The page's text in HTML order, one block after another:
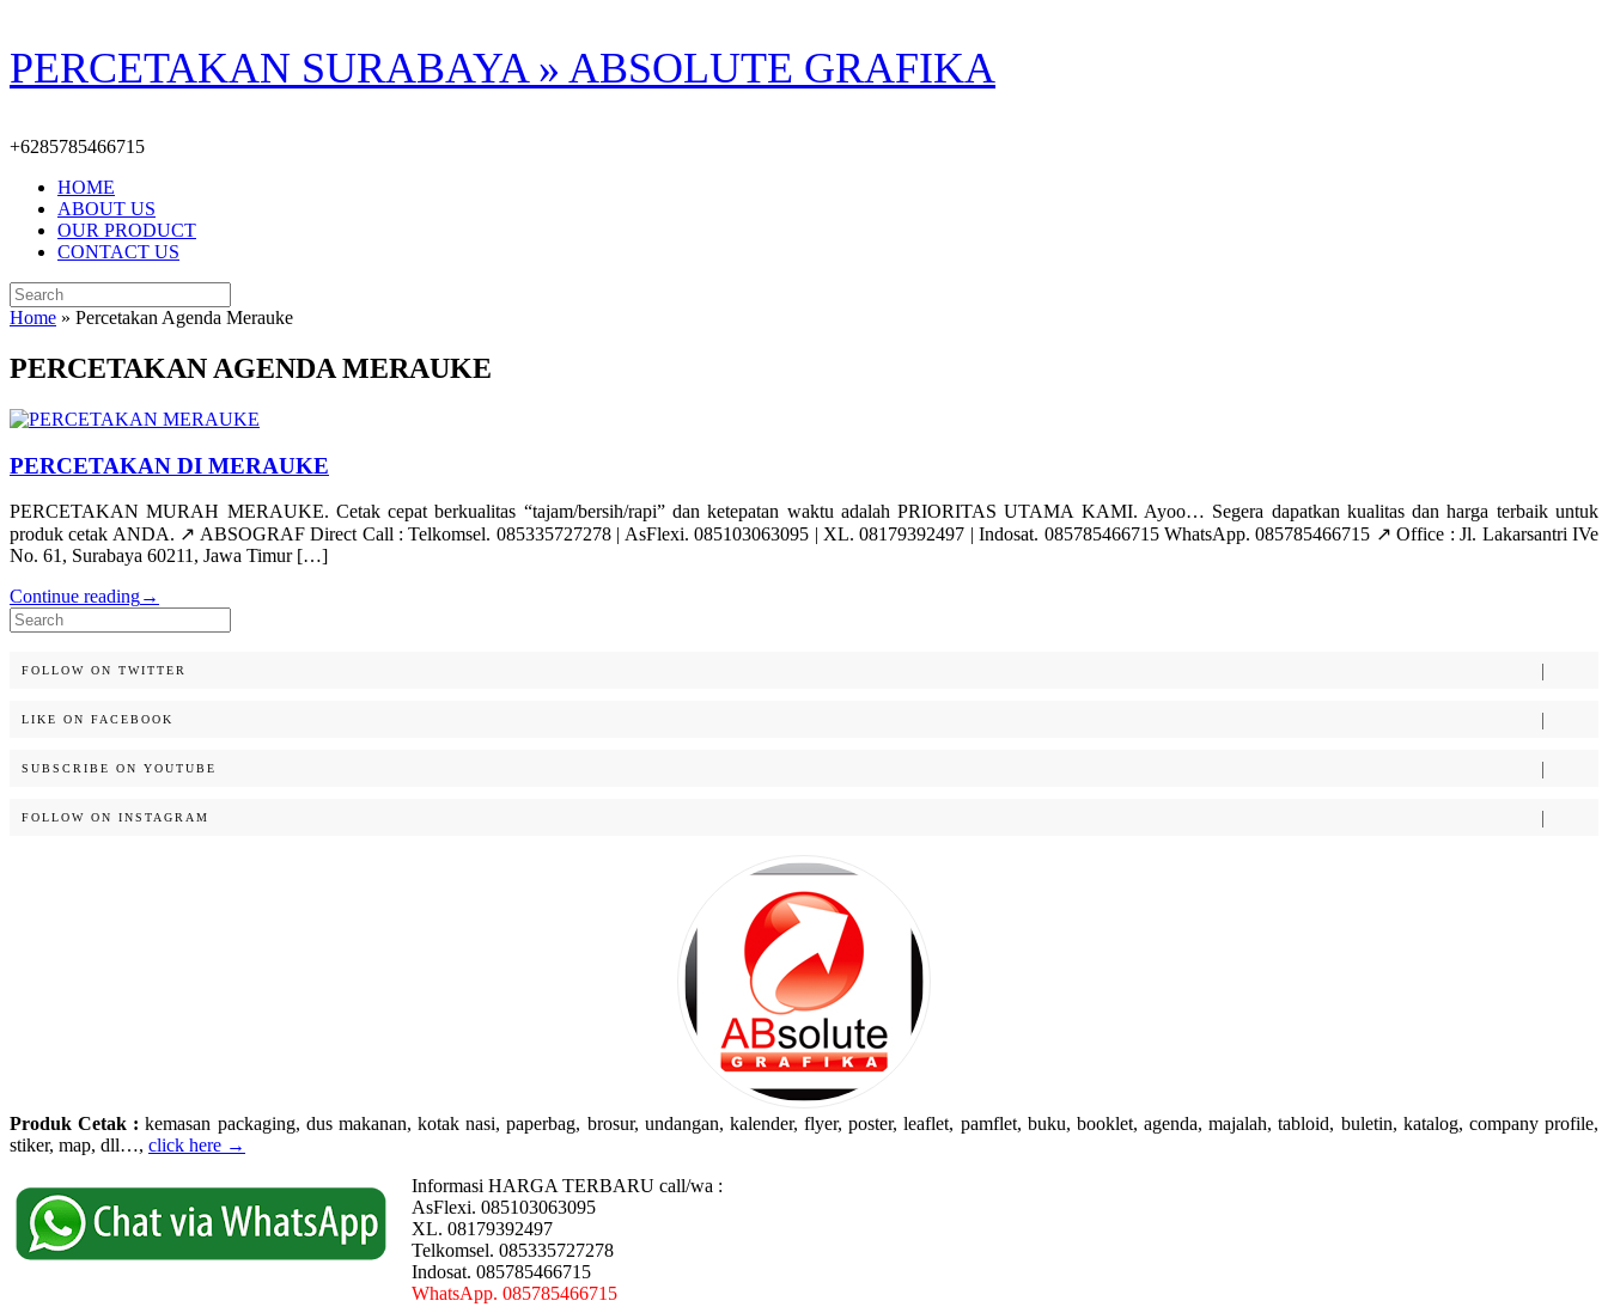
Skip
to
content
PERCETAKAN SURABAYA » ABSOLUTE GRAFIKA
+6285785466715
HOME
ABOUT US
OUR PRODUCT
CONTACT US
Search
for:
Home » Percetakan Agenda Merauke
PERCETAKAN AGENDA MERAUKE
PERCETAKAN DI MERAUKE
PERCETAKAN MURAH MERAUKE. Cetak cepat berkualitas “tajam/bersih/rapi” dan ketepatan waktu adalah PRIORITAS UTAMA KAMI. Ayoo… Segera dapatkan kualitas dan harga terbaik untuk
produk cetak ANDA. ↗️ ABSOGRAF Direct Call : Telkomsel. 085335727278 | AsFlexi. 085103063095 | XL. 08179392497 | Indosat. 085785466715 WhatsApp. 085785466715 ↗️ Office : Jl. Lakarsantri IVe
No. 61, Surabaya 60211, Jawa Timur […]
Continue reading→
Search
for:
FOLLOW ON TWITTER
LIKE ON FACEBOOK
SUBSCRIBE ON YOUTUBE
FOLLOW ON INSTAGRAM
Produk Cetak : kemasan packaging, dus makanan, kotak nasi, paperbag, brosur, undangan, kalender, flyer, poster, leaflet, pamflet, buku, booklet, agenda, majalah, tabloid, buletin, katalog, company profile,
stiker, map, dll…, click here →
Informasi HARGA TERBARU call/wa :
AsFlexi. 085103063095
XL. 08179392497
Telkomsel. 085335727278
Indosat. 085785466715
WhatsApp. 085785466715